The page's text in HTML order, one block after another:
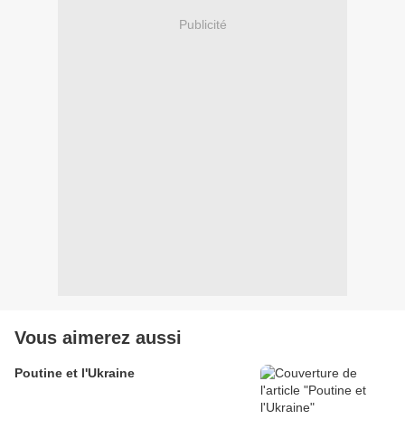
Publicité
Vous aimerez aussi
Poutine et l'Ukraine